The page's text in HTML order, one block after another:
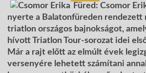
Füred: Csomor
nyerte a Balatonfüreden rendezett
triatlon országos bajnokságot,
hívott Triatlon Tour-sorozat idei
Már a rajt előtt az elmúlt évek
versenyére lehetett számítani